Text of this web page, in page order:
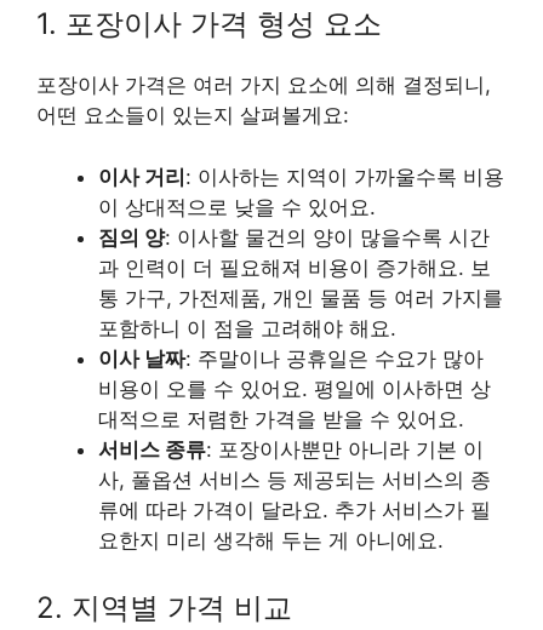
1. 포장이사 가격 형성 요소
포장이사 가격은 여러 가지 요소에 의해 결정되니,
어떤 요소들이 있는지 살펴볼게요:
이사 거리: 이사하는 지역이 가까울수록 비용
이 상대적으로 낮을 수 있어요.
짐의 양: 이사할 물건의 양이 많을수록 시간
과 인력이 더 필요해져 비용이 증가해요. 보
통 가구, 가전제품, 개인 물품 등 여러 가지를
포함하니 이 점을 고려해야 해요.
이사 날짜: 주말이나 공휴일은 수요가 많아
비용이 오를 수 있어요. 평일에 이사하면 상
대적으로 저렴한 가격을 받을 수 있어요.
서비스 종류: 포장이사뿐만 아니라 기본 이
사, 풀옵션 서비스 등 제공되는 서비스의 종
류에 따라 가격이 달라요. 추가 서비스가 필
요한지 미리 생각해 두는 게 아니에요.
2. 지역별 가격 비교